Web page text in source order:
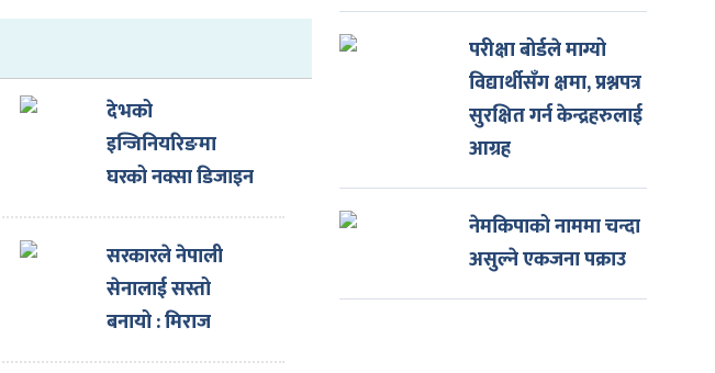
देभको
इन्जिनियरिङमा
घरको नक्सा डिजाइन
गराउँदा ३३ प्रतिशत
छुट
सरकारले नेपाली
सेनालाई सस्तो
बनायो : मिराज
ढुंगाना
परीक्षा बोर्डले माग्यो
विद्यार्थीसँग क्षमा, प्रश्नपत्र
सुरक्षित गर्न केन्द्रहरुलाई
आग्रह
नेमकिपाको नाममा चन्दा
असुल्ने एकजना पक्राउ